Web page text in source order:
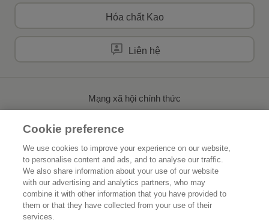
Hóa chất Kao
Liên hệ
Mạng xã hội chính thức
Trang chủ Về Kao
Tính bền vững Đổi Mới
Các thương hiệu của chúng tôi
Cookie preference
We use cookies to improve your experience on our website,
to personalise content and ads, and to analyse our traffic.
We also share information about your use of our website
with our advertising and analytics partners, who may
combine it with other information that you have provided to
them or that they have collected from your use of their
services.